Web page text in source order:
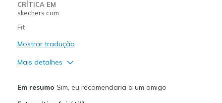
CRÍTICA EM
skechers.com
Fit
Mostrar tradução
Mais detalhes
Em resumo Sim, eu recomendaria a um amigo